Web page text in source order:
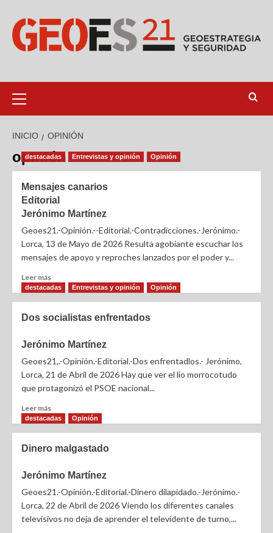
INICIO OPINIÓN
opinión
destacadas Entrevistas y opinión Opinión
Mensajes canarios
Editorial
Jerónimo Martínez
Geoes21.-Opinión.--Editorial.-Contradicciones.-Jerónimo.-
Lorca, 13 de Mayo de 2026 Resulta agobiante escuchar los
mensajes de apoyo y reproches lanzados por el poder y...
Leer más
destacadas Entrevistas y opinión Opinión
Dos socialistas enfrentados
Jerónimo Martínez
Geoes21,.-Opinión.-Editorial.-Dos enfrentadlos.- Jerónimo,
Lorca, 21 de Abril de 2026 Hay que ver el lio morrocotudo
que protagonizó el PSOE nacional...
Leer más
destacadas Opinión
Dinero malgastado
Jerónimo Martínez
Geoes21.-Opinión.-Editorial.-Dinero dilapidado.-Jerónimo.-
Lorca, 22 de Abril de 2026 Viendo los diferentes canales
televisivos no deja de aprender el televidente de turno,...